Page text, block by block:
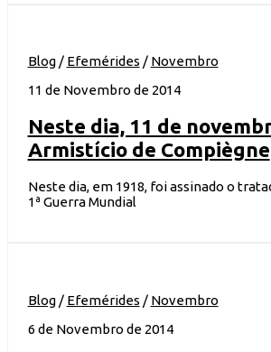
Blog/ Efemérides / Novembro
11 de Novembro de 2014
Neste dia, 11 de
Armistício de Compiègne
Neste dia, em 1918, foi assinado o
1ª Guerra Mundial
Blog/ Efemérides / Novembro
6 de Novembro de 2014